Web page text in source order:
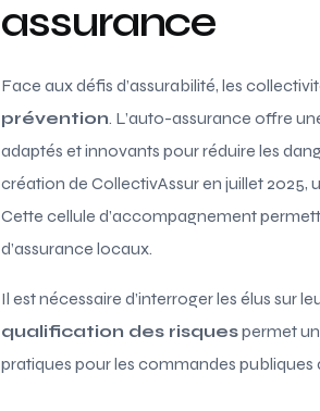
assurance
Face aux défis d’assurabilité, les
prévention. L’auto-assurance offre
adaptés et innovants pour réduire les
création de CollectivAssur en juillet 2025,
Cette cellule d’accompagnement
d’assurance locaux.
Il est nécessaire d’interroger les élus sur
qualification des risquespermet
pratiques pour les commandes publiques